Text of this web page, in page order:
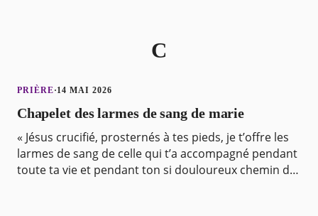
C
PRIÈRE·14 MAI 2026
Chapelet des larmes de sang de marie
« Jésus crucifié, prosternés à tes pieds, je t’offre les
larmes de sang de celle qui t’a accompagné pendant
toute ta vie et pendant ton si douloureux chemin de